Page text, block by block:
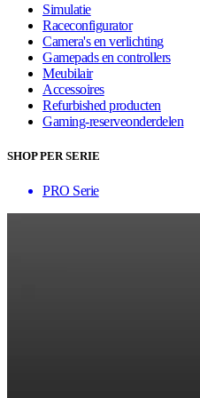
Simulatie
Raceconfigurator
Camera's en verlichting
Gamepads en controllers
Meubilair
Accessoires
Refurbished producten
Gaming-reserveonderdelen
SHOP PER SERIE
PRO Serie